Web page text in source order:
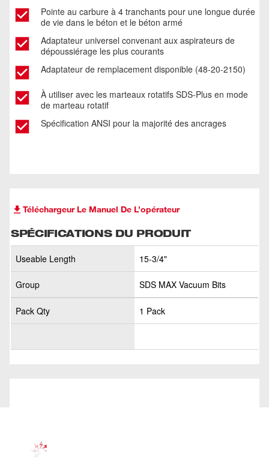
Pointe au carbure à 4 tranchants pour une longue durée
de vie dans le béton et le béton armé
Adaptateur universel convenant aux aspirateurs de
dépoussiérage les plus courants
Adaptateur de remplacement disponible (48-20-2150)
À utiliser avec les marteaux rotatifs SDS-Plus en mode
de marteau rotatif
Spécification ANSI pour la majorité des ancrages
Téléchargeur Le Manuel De L’opérateur
SPÉCIFICATIONS DU PRODUIT
Useable Length 15-3/4"
Group SDS MAX Vacuum Bits
Pack Qty 1 Pack